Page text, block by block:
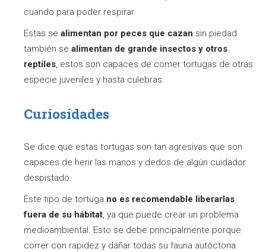
cuando para poder respirar.
Estas se alimentan por peces que cazan sin piedad
también se alimentan de grande insectos y otros
reptiles, estos son capaces de comer tortugas de otras
especie juveniles y hasta culebras.
Curiosidades
Se dice que estas tortugas son tan agresivas que son
capaces de herir las manos y dedos de algún cuidador
despistado.
Este tipo de tortuga no es recomendable liberarlas
fuera de su hábitat, ya que puede crear un problema
medioambiental. Esto se debe principalmente porque
correr con rapidez y dañar todas su fauna autóctona.